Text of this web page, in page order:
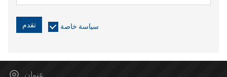
تقدم سياسة خاصة
عنوان